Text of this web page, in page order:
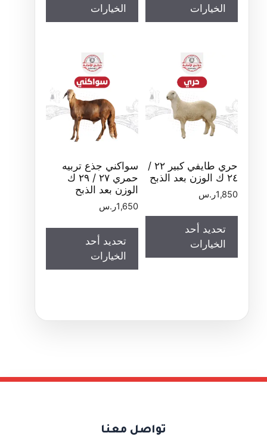
الخيارات
الخيارات
حري طايفي كبير ٢٢ /
٢٤ ك الوزن بعد الذبح
1,850ر.س
تحديد أحد
الخيارات
سواكني جذع تربيه
حمري ٢٧ / ٢٩ ك
الوزن بعد الذبح
1,650ر.س
تحديد أحد
الخيارات
تواصل معنا